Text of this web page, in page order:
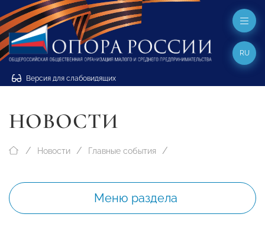
Версия для слабовидящих
RU
НОВОСТИ
Новости Главные события
Меню раздела